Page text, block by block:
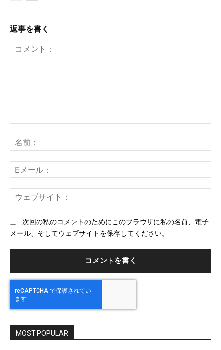
返事を書く
ン
ト：
前
メ
ー
ェ
次回の私のコメントのためにこのブラウザに私の名前、電子
メール、そしてウェブサイトを保存してください。
MOST POPULAR